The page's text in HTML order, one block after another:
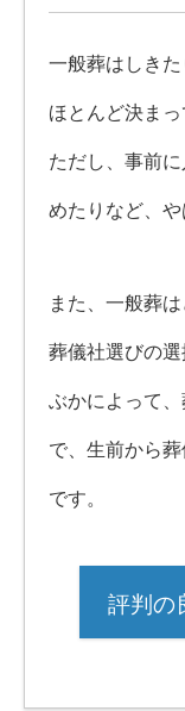
一般葬はしき
ほとんど決まっ
ただし、事前
めたりなど、や
また、一般葬
葬儀社選びの
ぶかによって
で、生前から
です。
評判の